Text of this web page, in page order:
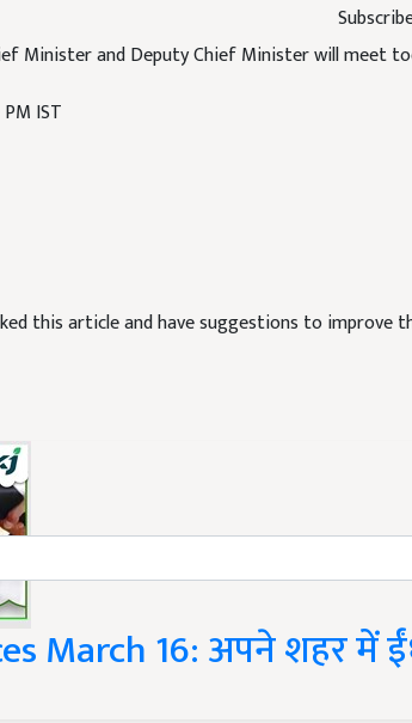
Minister and Deputy Chief Minister will meet
this article and have suggestions to improve
March 16: अपने शहर में